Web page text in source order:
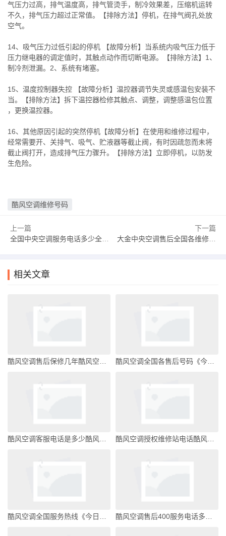
气压力过高，排气温度高，排气管烫手，制冷效果差，压缩机运转
不久，排气压力超过正常值。【排除方法】停机，在排气阀孔处放
空气。
14、吸气压力过低引起的停机 【故障分析】当系统内吸气压力低于
压力继电器的调定值时，其触点动作而切断电源。【排除方法】1、
制冷剂泄漏。2、系统有堵塞。
15、温度控制器失控 【故障分析】温控器调节失灵或感温包安装不
当。【排除方法】拆下温控器检修其触点、调整，调整感温包位置
，更换温控器。
16、其他原因引起的突然停机【故障分析】在使用和维修过程中，
经常需要开、关排气、吸气、贮液器等截止阀，有时因疏忽而未将
截止阀打开，造成排气压力骤升。【排除方法】立即停机，以防发
生危险。
酷风空调维修号码
上一篇
全国中央空调服务电话多少全国中央空调第一名
下一篇
大金中央空调售后全国各维修服务热线号码(2025/更新)大金中央空调售后服务电话24小时
相关文章